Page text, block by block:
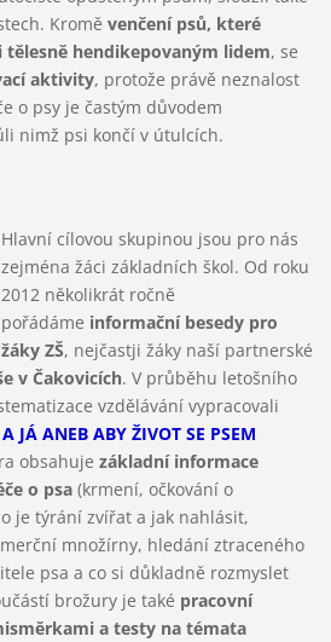
Kromě venčení psů, které
tělesně hendikepovaným lidem, se
aktivity, protože právě neznalost
o psy je častým důvodem
nimž psi končí v útulcích.
Hlavní cílovou skupinou jsou pro nás
zejména žáci základních škol. Od roku
2012 několikrát ročně
pořádáme informační besedy pro
žáky ZŠ, nejčastji žáky naší partnerské
v Čakovicích. V průběhu letošního
vzdělávání vypracovali
A JÁ ANEB ABY ŽIVOT SE PSEM
obsahuje základní informace
o psa(krmení, očkování o
je týrání zvířat a jak nahlásit,
množírny, hledání ztraceného
psa a co si důkladně rozmyslet
brožury je také pracovní
a testy na témata